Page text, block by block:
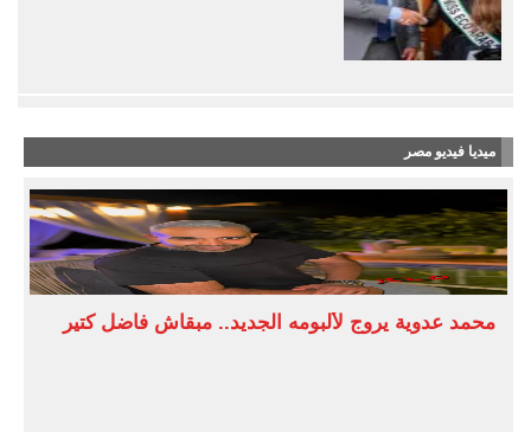
ميديا فيديو مصر
محمد عدوية يروج لألبومه الجديد.. مبقاش فاضل كتير